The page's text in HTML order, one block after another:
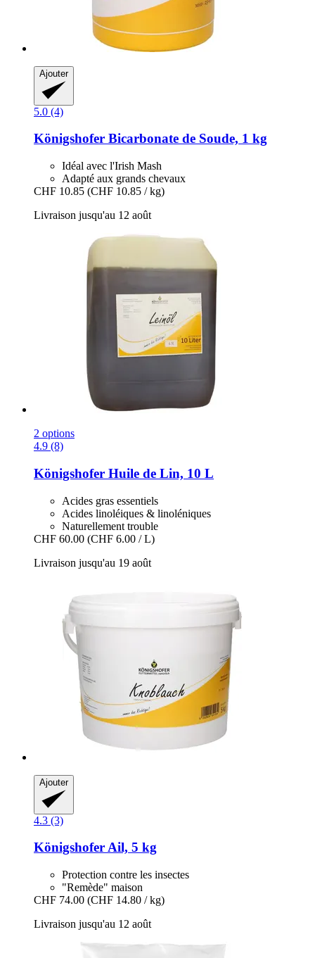
Ajouter
5.0 (4)
Königshofer Bicarbonate de Soude, 1 kg
Idéal avec l'Irish Mash
Adapté aux grands chevaux
CHF 10.85 (CHF 10.85 / kg)
Livraison jusqu'au 12 août
2 options
4.9 (8)
Königshofer Huile de Lin, 10 L
Acides gras essentiels
Acides linoléiques & linoléniques
Naturellement trouble
CHF 60.00 (CHF 6.00 / L)
Livraison jusqu'au 19 août
Ajouter
4.3 (3)
KönigshoferAil, 5 kg
Protection contre les insectes
"Remède" maison
CHF 74.00 (CHF 14.80 / kg)
Livraison jusqu'au 12 août